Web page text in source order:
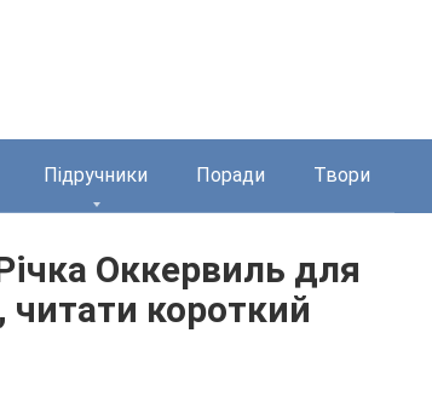
Підручники Поради Твори
Оккервиль для
короткий